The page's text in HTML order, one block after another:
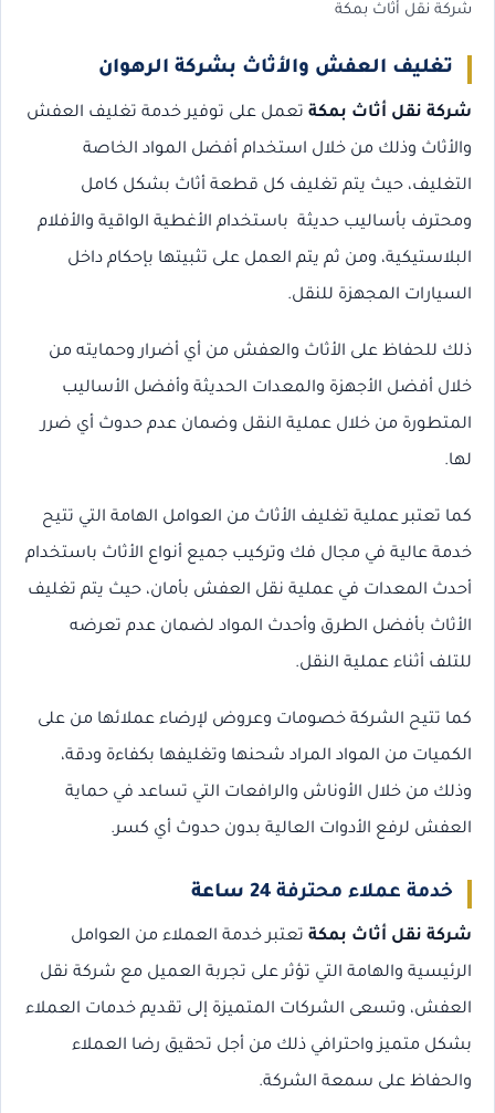
شركة نقل أثاث بمكة
تغليف العفش والأثاث بشركة الرهوان
شركة نقل أثاث بمكة تعمل على توفير خدمة تغليف العفش
والأثاث وذلك من خلال استخدام أفضل المواد الخاصة
التغليف، حيث يتم تغليف كل قطعة أثاث بشكل كامل
ومحترف بأساليب حديثة باستخدام الأغطية الواقية والأفلام
البلاستيكية، ومن ثم يتم العمل على تثبيتها بإحكام داخل
السيارات المجهزة للنقل.
ذلك للحفاظ على الأثاث والعفش من أي أضرار وحمايته من
خلال أفضل الأجهزة والمعدات الحديثة وأفضل الأساليب
المتطورة من خلال عملية النقل وضمان عدم حدوث أي ضرر
لها.
كما تعتبر عملية تغليف الأثاث من العوامل الهامة التي تتيح
خدمة عالية في مجال فك وتركيب جميع أنواع الأثاث باستخدام
أحدث المعدات في عملية نقل العفش بأمان، حيث يتم تغليف
الأثاث بأفضل الطرق وأحدث المواد لضمان عدم تعرضه
للتلف أثناء عملية النقل.
كما تتيح الشركة خصومات وعروض لإرضاء عملائها من على
الكميات من المواد المراد شحنها وتغليفها بكفاءة ودقة،
وذلك من خلال الأوناش والرافعات التي تساعد في حماية
العفش لرفع الأدوات العالية بدون حدوث أي كسر.
خدمة عملاء محترفة
شركة نقل أثاث بمكة تعتبر خدمة العملاء من العوامل
الرئيسية والهامة التي تؤثر على تجربة العميل مع شركة نقل
العفش، وتسعى الشركات المتميزة إلى تقديم خدمات العملاء
بشكل متميز واحترافي ذلك من أجل تحقيق رضا العملاء
والحفاظ على سمعة الشركة.